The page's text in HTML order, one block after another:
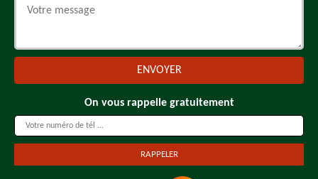
On vous rappelle gratuitement